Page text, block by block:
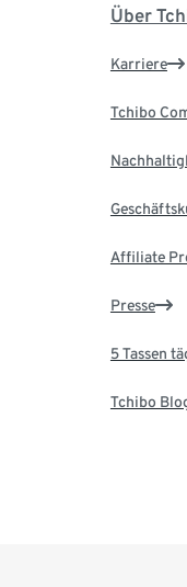
Über
Karriere
Tchibo
Affiliate
Presse
5 Tassen
Tchibo